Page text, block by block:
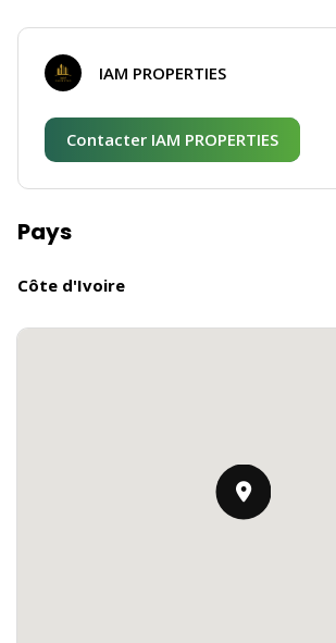
IAM PROPERTIES
Contacter IAM PROPERTIES
Pays
Côte d'Ivoire